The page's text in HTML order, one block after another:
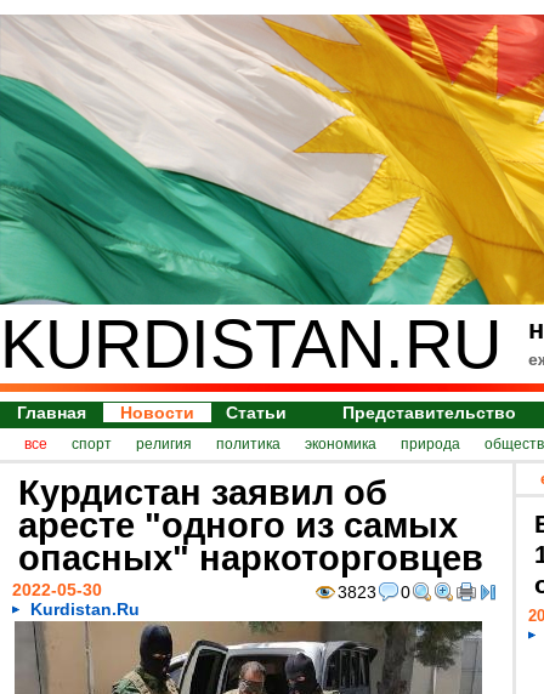
KURDISTAN.RU
Главная Новости Статьи Представительство
все спорт религия политика экономика природа
Курдистан заявил об
аресте "одного из самых
опасных" наркоторговцев
3823 0
2022-05-30
Kurdistan.Ru